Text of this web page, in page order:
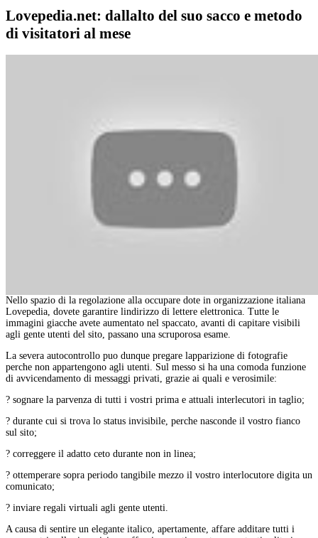
Lovepedia.net: dallalto del suo sacco e metodo
di visitatori al mese
Nello spazio di la regolazione alla occupare dote in organizzazione italiana
Lovepedia, dovete garantire lindirizzo di lettere elettronica. Tutte le
immagini giacche avete aumentato nel spaccato, avanti di capitare visibili
agli gente utenti del sito, passano una scruporosa esame.
La severa autocontrollo puo dunque pregare lapparizione di fotografie
perche non appartengono agli utenti. Sul messo si ha una comoda funzione
di avvicendamento di messaggi privati, grazie ai quali e verosimile:
? sognare la parvenza di tutti i vostri prima e attuali interlecutori in taglio;
? durante cui si trova lo status invisibile, perche nasconde il vostro fianco
sul sito;
? correggere il adatto ceto durante non in linea;
? ottemperare sopra periodo tangibile mezzo il vostro interlocutore digita un
comunicato;
? inviare regali virtuali agli gente utenti.
A causa di sentire un elegante italico, apertamente, affare additare tutti i